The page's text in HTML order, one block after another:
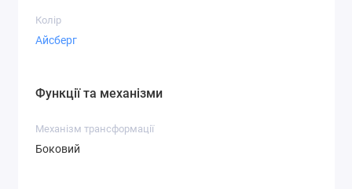
Колір
Айсберг
Функції та механізми
Механізм трансформації
Боковий